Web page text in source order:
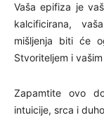
Vaša epifiza je
kalcificirana,
mišljenja biti će
Stvoriteljem i
Zapamtite ovo
intuicije, srca i